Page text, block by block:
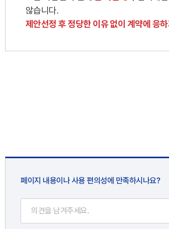
않습니다.
제안선정 후 정당한 이유 없이 계약에 응
페이지 내용이나 사용 편의성에 만족하시나요?